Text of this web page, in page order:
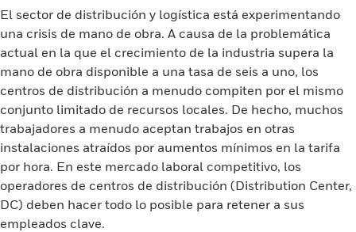
El sector de distribución y logística está experimentando
una crisis de mano de obra. A causa de la problemática
actual en la que el crecimiento de la industria supera la
mano de obra disponible a una tasa de seis a uno, los
centros de distribución a menudo compiten por el mismo
conjunto limitado de recursos locales. De hecho, muchos
trabajadores a menudo aceptan trabajos en otras
instalaciones atraídos por aumentos mínimos en la tarifa
por hora. En este mercado laboral competitivo, los
operadores de centros de distribución (Distribution Center,
DC) deben hacer todo lo posible para retener a sus
empleados clave.